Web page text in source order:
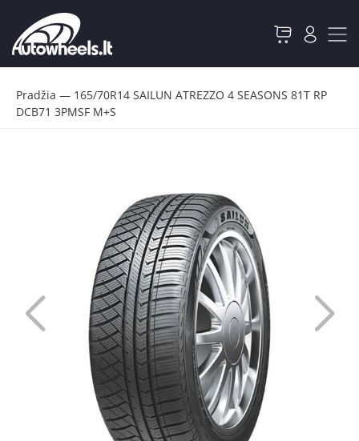
Pradžia — 165/70R14 SAILUN ATREZZO 4 SEASONS 81T RP
DCB71 3PMSF M+S